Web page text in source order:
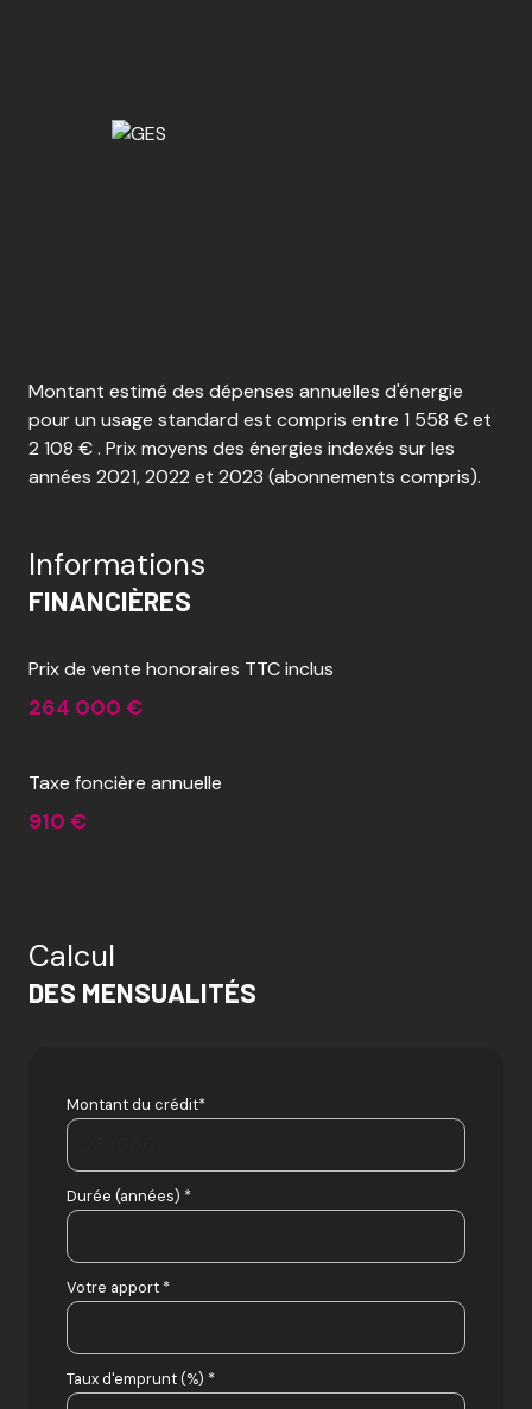
Montant estimé des dépenses annuelles d'énergie
pour un usage standard est compris entre 1 558 € et
2 108 € . Prix moyens des énergies indexés sur les
années 2021, 2022 et 2023 (abonnements compris).
Informations
FINANCIÈRES
Prix de vente honoraires TTC inclus
264 000 €
Taxe foncière annuelle
910 €
Calcul
DES MENSUALITÉS
Montant du crédit*
Durée (années) *
Votre apport *
Taux d'emprunt (%) *